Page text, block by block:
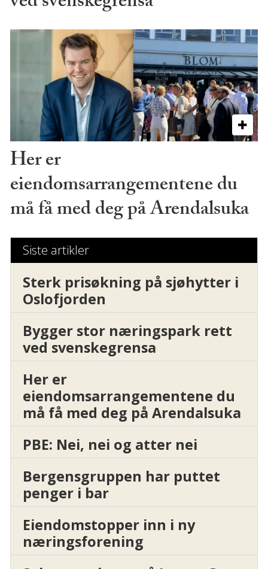
Her er
eiendomsarrangementene du
må få med deg på Arendalsuka
Siste artikler
Sterk prisøkning på sjøhytter i
Oslofjorden
Bygger stor næringspark rett
ved svenskegrensa
Her er
eiendomsarrangementene du
må få med deg på Arendalsuka
PBE: Nei, nei og atter nei
Bergensgruppen har puttet
penger i bar
Eiendomstopper inn i ny
næringsforening